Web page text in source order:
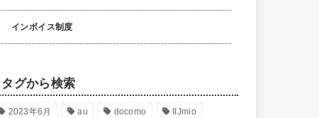
インボイス制度
タグから検索
2023年6月 au docomo IIJmio